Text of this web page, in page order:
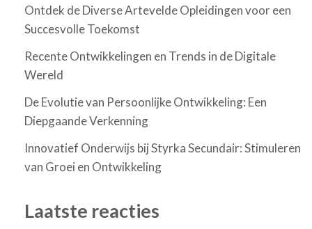
Ontdek de Diverse Artevelde Opleidingen voor een
Succesvolle Toekomst
Recente Ontwikkelingen en Trends in de Digitale
Wereld
De Evolutie van Persoonlijke Ontwikkeling: Een
Diepgaande Verkenning
Innovatief Onderwijs bij Styrka Secundair: Stimuleren
van Groei en Ontwikkeling
Laatste reacties